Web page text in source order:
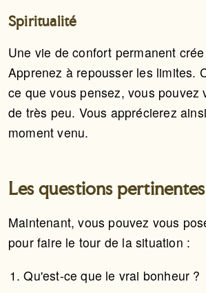
Spiritualité
Une vie de confort permanent
Apprenez à repousser les limites.
ce que vous pensez, vous pouvez
de très peu. Vous apprécierez
moment venu.
Les questions
Maintenant, vous pouvez vous
pour faire le tour de la situation :
Qu'est-ce que le vrai bonheur ?